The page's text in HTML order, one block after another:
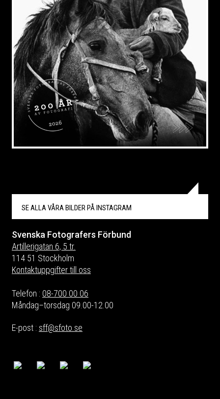
SE ALLA VÅRA BILDER PÅ INSTAGRAM
Svenska Fotografers Förbund
Artillerigatan 6, 5 tr.
114 51 Stockholm
Kontaktuppgifter till oss
Telefon : 08-700 00 06
Måndag–torsdag 09.00-12.00
E-post : sff@sfoto.se